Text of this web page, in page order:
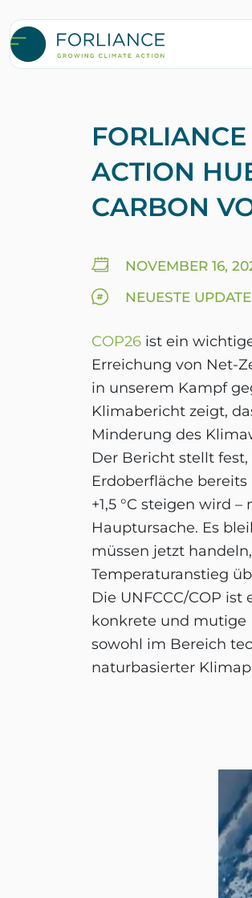
ACTION
CARBON
NOVEMBER 16,
NEUESTE
COP26 ist ein
Erreichung von Net-
in unserem Kampf
Klimabericht zeigt,
Minderung des
Der Bericht stellt
Erdoberfläche
+1,5 °C steigen wird
Hauptursache. Es
müssen jetzt
Temperaturanstieg
Die UNFCCC/COP
konkrete und mutige
sowohl im Bereich
naturbasierter